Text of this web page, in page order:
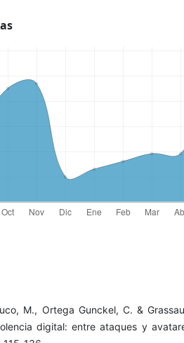
M., Ortega Gunckel, C. &
digital: entre ataques y